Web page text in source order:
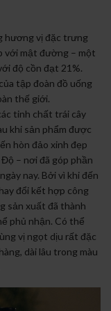
hương vị đặc trưng
mật đường – một
độ cồn đạt 21%.
tập đoàn đồ uống
thế giới.
tinh chất trái cây
khi sản phẩm được
hòn đảo xinh đẹp
– nơi đã góp phần
nay. Bởi vì khi đến
đổi kết hợp công
sản xuất đã thành
phủ nhận. Có thể
vị ngọt dịu rất đặc
dài lâu trong màu